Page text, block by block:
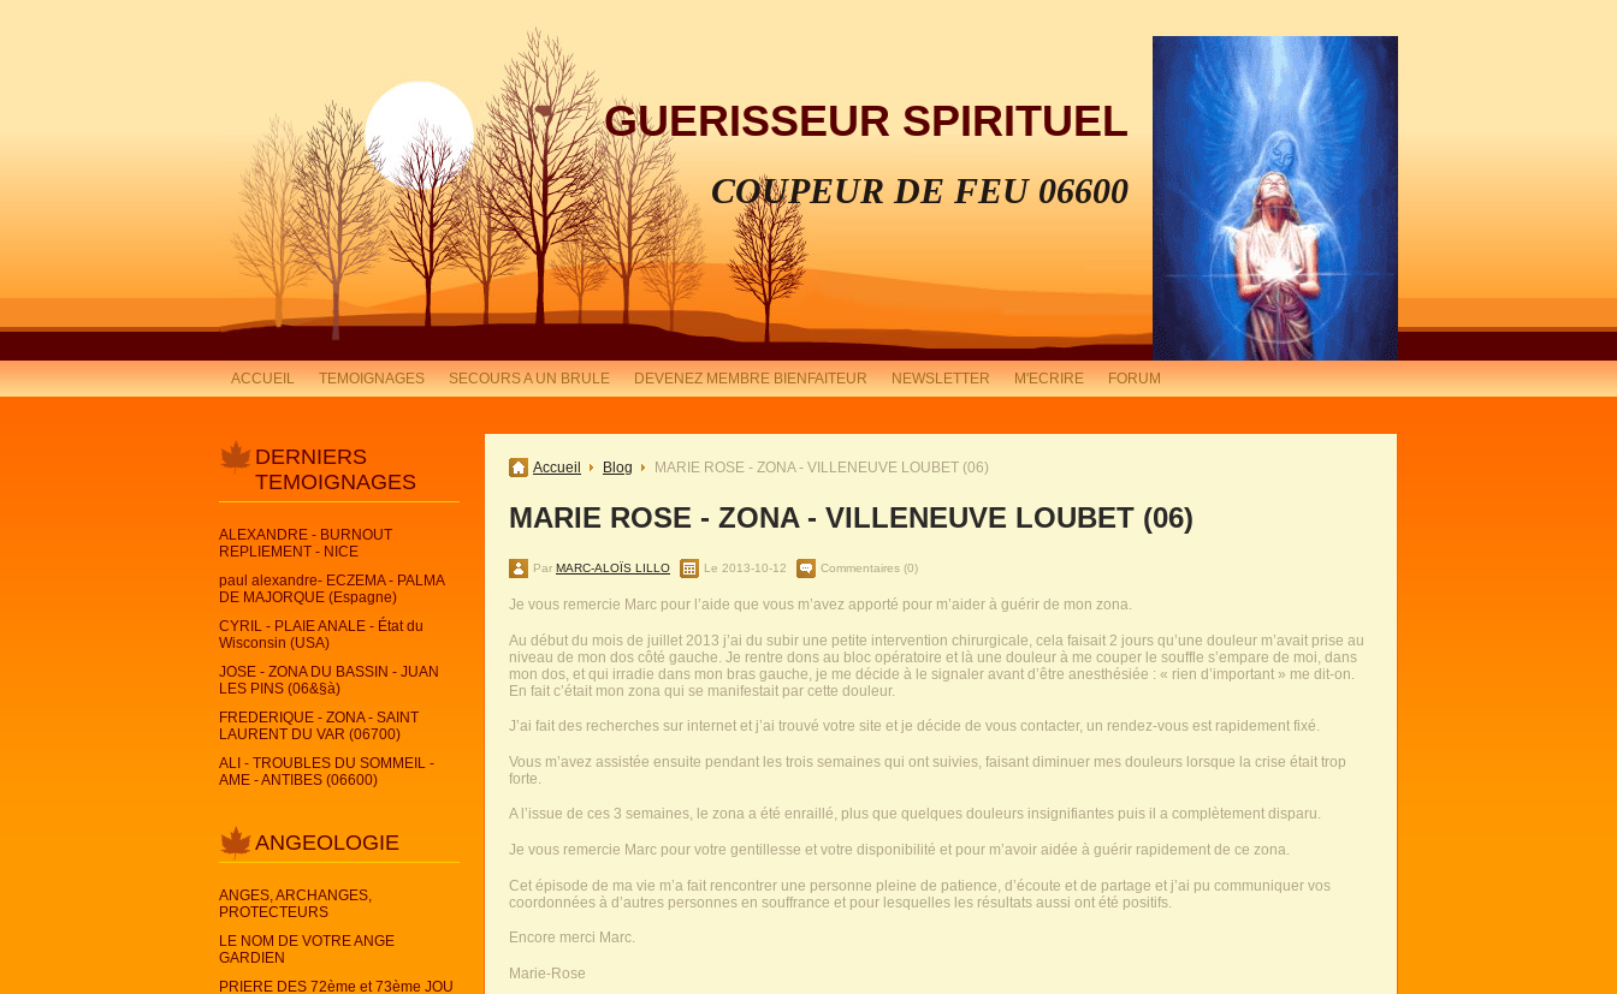
GUERISSEUR SPIRITUEL
COUPEUR DE FEU 06600
ACCUEIL TEMOIGNAGES SECOURS A UN BRULE DEVENEZ MEMBRE BIENFAITEUR NEWSLETTER M'ECRIRE FORUM
DERNIERS
TEMOIGNAGES
ALEXANDRE - BURNOUT
REPLIEMENT - NICE
paul alexandre- ECZEMA - PALMA
DE MAJORQUE (Espagne)
CYRIL - PLAIE ANALE - État du
Wisconsin (USA)
JOSE - ZONA DU BASSIN - JUAN
LES PINS (06&§à)
FREDERIQUE - ZONA - SAINT
LAURENT DU VAR (06700)
ALI - TROUBLES DU SOMMEIL -
AME - ANTIBES (06600)
ANGEOLOGIE
ANGES, ARCHANGES,
PROTECTEURS
LE NOM DE VOTRE ANGE
GARDIEN
PRIERE DES 72ème et 73ème JOU
Accueil Blog MARIE ROSE - ZONA - VILLENEUVE LOUBET (06)
MARIE ROSE - ZONA - VILLENEUVE LOUBET (06)
Par MARC-ALOÏS LILLO Le 2013-10-12 Commentaires (0)
Je vous remercie Marc pour l’aide que vous m’avez apporté pour m’aider à guérir de mon zona.
Au début du mois de juillet 2013 j’ai du subir une petite intervention chirurgicale, cela faisait 2 jours qu’une douleur m’avait prise au
niveau de mon dos côté gauche. Je rentre dons au bloc opératoire et là une douleur à me couper le souffle s’empare de moi, dans
mon dos, et qui irradie dans mon bras gauche, je me décide à le signaler avant d’être anesthésiée : « rien d’important » me dit-on.
En fait c’était mon zona qui se manifestait par cette douleur.
J’ai fait des recherches sur internet et j’ai trouvé votre site et je décide de vous contacter, un rendez-vous est rapidement fixé.
Vous m’avez assistée ensuite pendant les trois semaines qui ont suivies, faisant diminuer mes douleurs lorsque la crise était trop
forte.
A l’issue de ces 3 semaines, le zona a été enraillé, plus que quelques douleurs insignifiantes puis il a complètement disparu.
Je vous remercie Marc pour votre gentillesse et votre disponibilité et pour m’avoir aidée à guérir rapidement de ce zona.
Cet épisode de ma vie m’a fait rencontrer une personne pleine de patience, d’écoute et de partage et j’ai pu communiquer vos
coordonnées à d’autres personnes en souffrance et pour lesquelles les résultats aussi ont été positifs.
Encore merci Marc.
Marie-Rose